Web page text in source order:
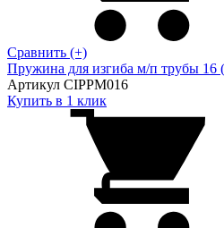
Сравнить (+)
Пружина для изгиба м/п трубы 16
Артикул CIPPM016
Купить в 1 клик